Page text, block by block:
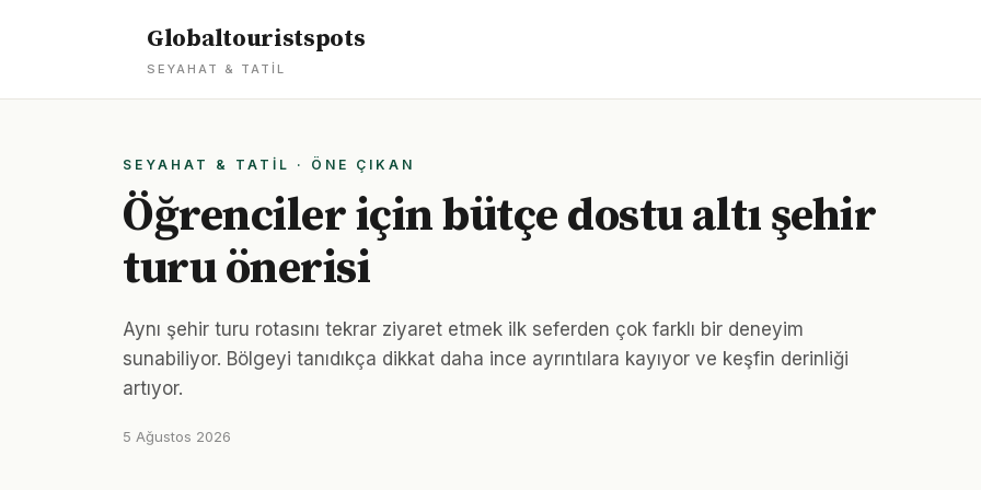
Globaltouristspots
SEYAHAT & TATIL
SEYAHAT & TATIL · ÖNE ÇIKAN
Öğrenciler için bütçe dostu altı şehir
turu önerisi
Aynı şehir turu rotasını tekrar ziyaret etmek ilk seferden çok farklı bir deneyim
sunabiliyor. Bölgeyi tanıdıkça dikkat daha ince ayrıntılara kayıyor ve keşfin derinliği
artıyor.
5 Ağustos 2026